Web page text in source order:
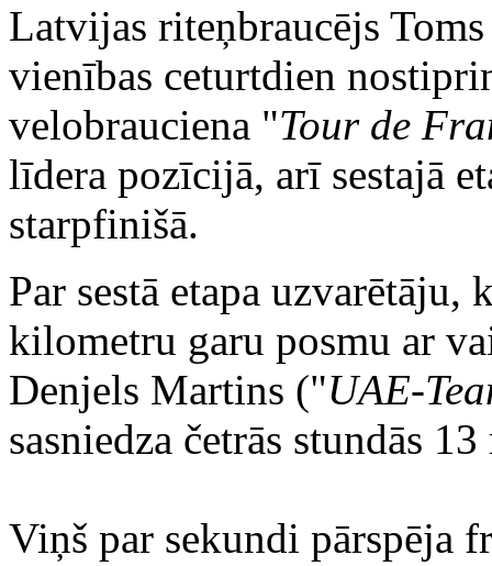
Latvijas riteņbraucējs
vienības ceturtdien
velobrauciena "Tour de
līdera pozīcijā, arī sestajā
starpfinišā.
Par sestā etapa
kilometru garu posmu ar
Denjels Martins ("UAE-
sasniedza četrās stundās
Viņš par sekundi pārspēja